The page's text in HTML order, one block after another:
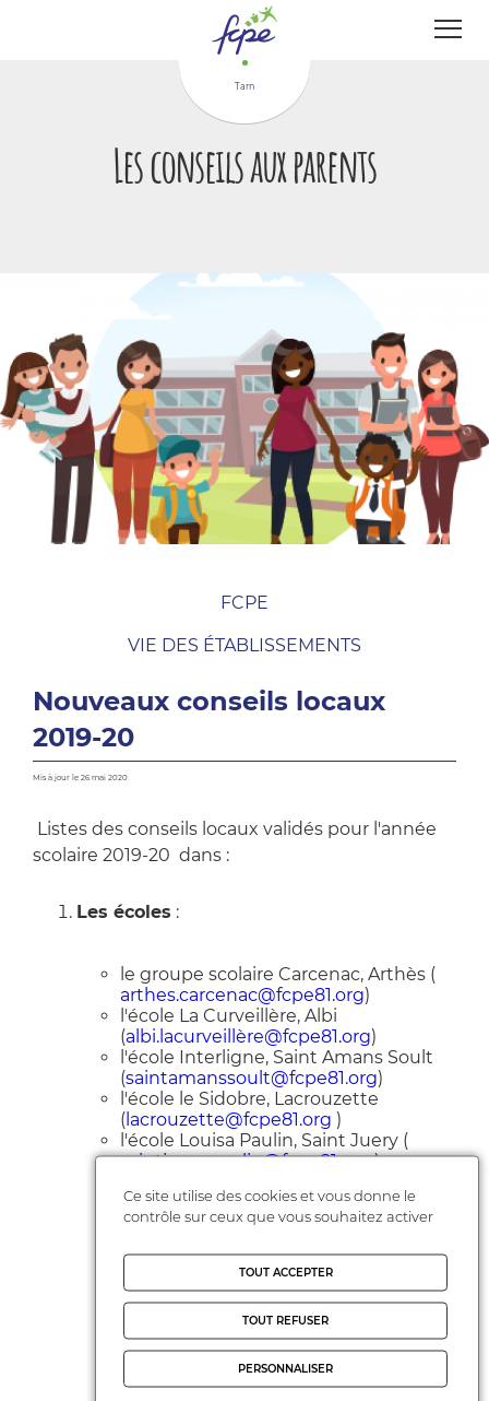
Tarn
Les conseils aux parents
FCPE
VIE DES ÉTABLISSEMENTS
Nouveaux conseils locaux
2019-20
Mis à jour le 26 mai 2020
Listes des conseils locaux validés pour l'année
scolaire 2019-20 dans :
Les écoles :
le groupe scolaire Carcenac, Arthès (
arthes.carcenac@fcpe81.org)
l'école La Curveillère, Albi
(albi.lacurveillère@fcpe81.org)
l'école Interligne, Saint Amans Soult
(saintamanssoult@fcpe81.org)
l'école le Sidobre, Lacrouzette
( lacrouzette@fcpe81.org )
l'école Louisa Paulin, Saint Juery (
saintjuery.paulin@fcpe81.org)
Vedel, Saint Paul Cap de Joux (
saintpaulcapdejoux@fcpe81.org)
saintjuery.rouquier@fcpe81.org
l'école Roquecourbe, Roquecourbe, (
roquecourbe@fcpe81.org
l'école La Source, Puylaurens (
puylaurens.durand@fcpe81.org)
l'école Pierre Perret, Couffouleux (
couffouleux.perret@fcpe81.org)
Panneau de gestion des cookies
Ce site utilise des cookies et vous donne le
contrôle sur ceux que vous souhaitez activer
TOUT ACCEPTER
TOUT REFUSER
PERSONNALISER